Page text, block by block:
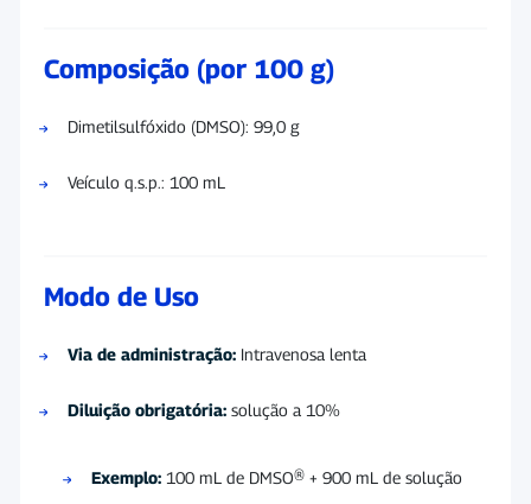
Composição (por 100 g)
Dimetilsulfóxido (DMSO): 99,0 g
Veículo q.s.p.: 100 mL
Modo de Uso
Via de administração: Intravenosa lenta
Diluição obrigatória: solução a 10%
Exemplo: 100 mL de DMSO® + 900 mL de solução